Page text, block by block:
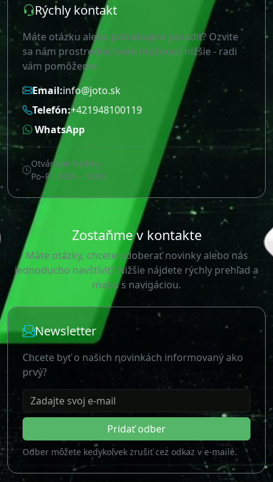
Rýchly kontakt
Máte otázku alebo potrebujete poradiť? Ozvite
sa nám prostredníctvom možností nižšie - radi
vám pomôžeme.
Email:info@joto.sk
Telefón:+421948100119
WhatsApp
Otváracie hodiny
Po–Pi: 9:00 – 16:00
Zostaňme v kontakte
Máte otázky, chcete odoberať novinky alebo nás
jednoducho navštíviť? Nižšie nájdete rýchly prehľad a
mapu s navigáciou.
Newsletter
Chcete byť o našich novinkách informovaný ako
prvý?
Zadajte svoj e-mail
Pridať odber
Odber môžete kedykoľvek zrušiť cez odkaz v e-maile.